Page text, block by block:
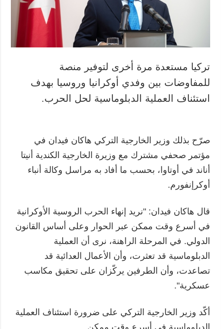
تركيا مستعدة مرة أخرى لتوفير منصة
للمفاوضات بين وفدي أوكرانيا وروسيا بهدف
استئناف العملية الدبلوماسية لحل الحرب.
صرّح بذلك وزير الخارجية التركي هاكان فيدان في
مؤتمر صحفي مشترك مع وزيرة الخارجية الكندية أنيتا
أناند في أوتاوا، بحسب ما أفاد به مراسل وكالة أنباء
أوكرإنفورم.
قال هاكان فيدان: "نريد إنهاء الحرب الروسية الأوكرانية
في أسرع وقت ممكن عبر الحوار وعلى أساس القانون
الدولي. في المرحلة الراهنة، نرى أن العملية
الدبلوماسية قد تعثرت، وأن الأعمال العدائية قد
تصاعدت، وأن الطرفين يركّزان على تحقيق مكاسب
عسكرية".
أكّد وزير الخارجية التركي على ضرورة استئناف العملية
الدبلوماسية في أسرع وقت ممكن.